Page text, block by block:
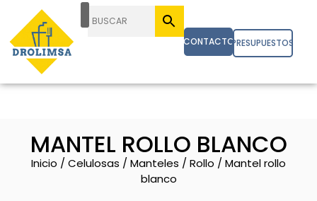
CONTACTOPRESUPUESTOS
MANTEL ROLLO BLANCO
Inicio / Celulosas / Manteles / Rollo / Mantel rollo
blanco